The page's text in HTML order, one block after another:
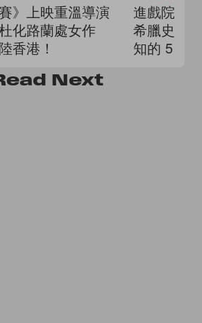
》上映重溫導演
化路蘭處女作
香港！
進戲院前
希臘史詩
知的 5 個
Next